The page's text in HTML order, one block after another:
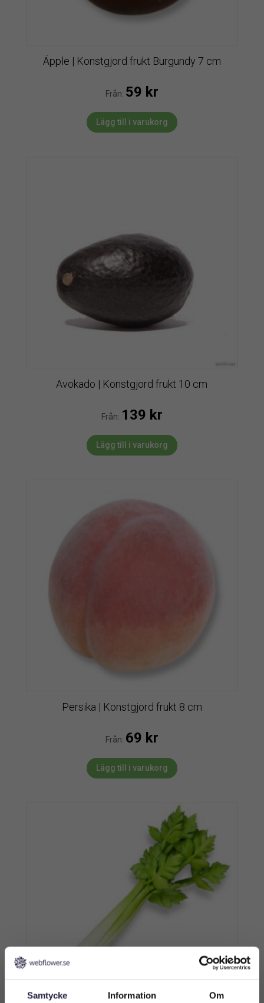
Samtycke Information Om
Äpple | Konstgjord frukt Burgundy 7 cm
Från: 59 kr
Lägg till i varukorg
Avokado | Konstgjord frukt 10 cm
Från: 139 kr
Lägg till i varukorg
Persika | Konstgjord frukt 8 cm
Från: 69 kr
Lägg till i varukorg